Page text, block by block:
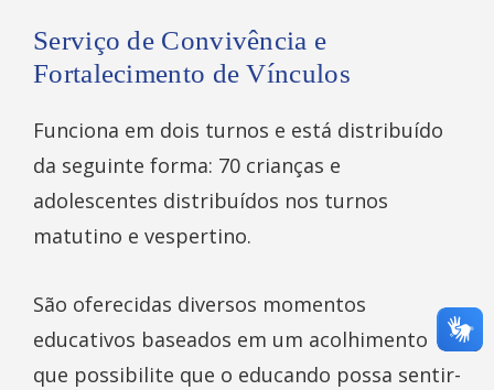
Serviço de Convivência e
Fortalecimento de Vínculos
Funciona em dois turnos e está distribuído
da seguinte forma: 70 crianças e
adolescentes distribuídos nos turnos
matutino e vespertino.
São oferecidas diversos momentos
educativos baseados em um acolhimento
que possibilite que o educando possa sentir-